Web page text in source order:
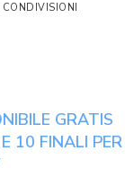
CONDIVISIONI
GRATIS
10 FINALI PER